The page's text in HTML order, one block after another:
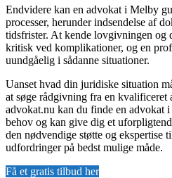
Endvidere kan en advokat i Melby
processer, herunder indsendelse af
tidsfrister. At kende lovgivningen og
kritisk ved komplikationer, og en
uundgåelig i sådanne situationer.
Uanset hvad din juridiske situation
at søge rådgivning fra en kvalificeret
advokat.nu kan du finde en advokat
behov og kan give dig et
den nødvendige støtte og ekspertise
udfordringer på bedst mulige måde.
Få et gratis tilbud her